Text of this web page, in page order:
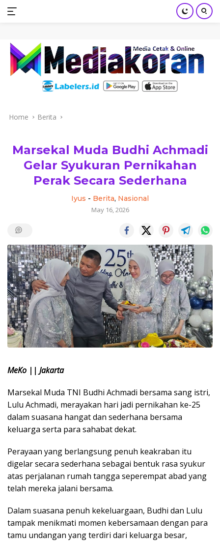
Skip
content
Home Berita
Marsekal Muda Budhi Achmadi
Gelar Syukuran Pernikahan
Perak Secara Sederhana
Iyus - Berita, Nasional
May 16, 2026
MeKo || Jakarta
Marsekal Muda TNI Budhi Achmadi bersama sang istri,
Lulu Achmadi, merayakan hari jadi pernikahan ke-25
dalam suasana hangat dan sederhana bersama
keluarga serta para sahabat dekat.
Perayaan yang berlangsung penuh keakraban itu
digelar secara sederhana sebagai bentuk rasa syukur
atas perjalanan rumah tangga seperempat abad yang
telah mereka jalani bersama.
Dalam suasana penuh kekeluargaan, Budhi dan Lulu
tampak menikmati momen kebersamaan dengan para
tamu undangan yang terdiri dari keluarga besar,